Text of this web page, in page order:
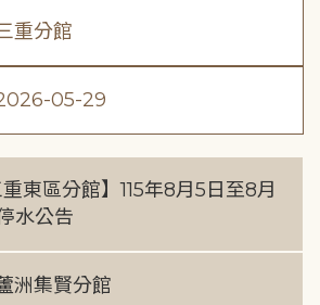
重分館
05-29
重東區分館】115年8月5日至8月
水公告
洲集賢分館